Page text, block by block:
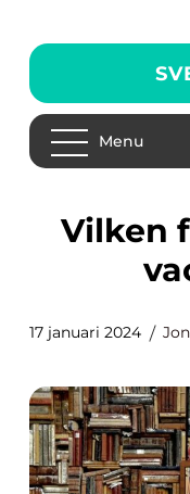
Menu
Vilken fas är Sverige i
17 januari 2024